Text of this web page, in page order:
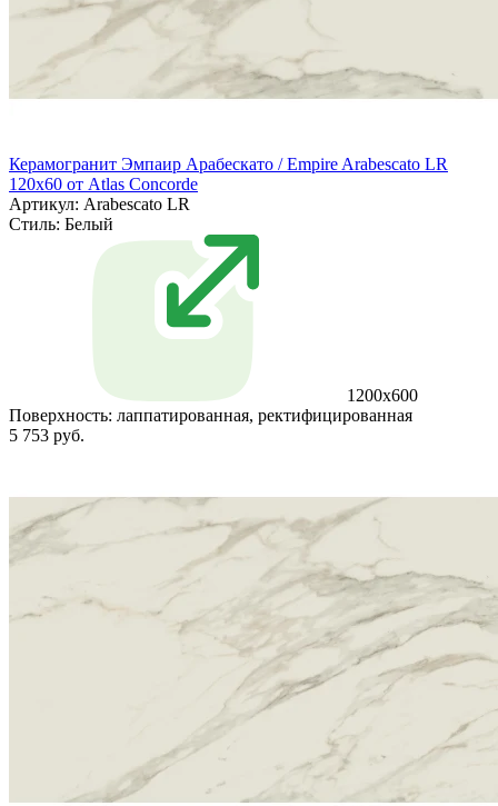
Керамогранит Эмпаир Арабескато / Empire Arabescato LR
120x60 от Atlas Concorde
Артикул: Arabescato LR
Стиль: Белый
1200x600
Поверхность: лаппатированная, ректифицированная
5 753 руб.